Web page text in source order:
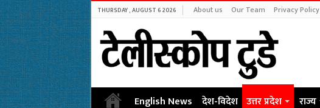
THURSDAY , AUGUST 6 2026 About us Our Team Privacy Policy
English News देश-विदेश उत्तर प्रदेश राज्य